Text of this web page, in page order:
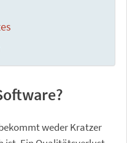
weder Kratzer